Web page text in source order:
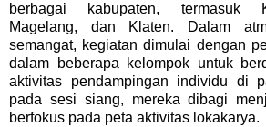
berbagai kabupaten, termasuk
Magelang, dan Klaten. Dalam
semangat, kegiatan dimulai dengan
dalam beberapa kelompok untuk
aktivitas pendampingan individu di
pada sesi siang, mereka dibagi
berfokus pada peta aktivitas lokakarya.